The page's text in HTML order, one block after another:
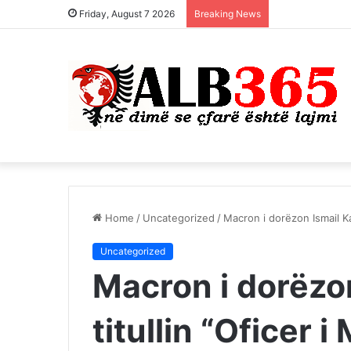
Friday, August 7 2026 Breaking News
Home / Uncategorized / Macron i dorëzon Ismail
Uncategorized
Macron i
titullin “Oficer i